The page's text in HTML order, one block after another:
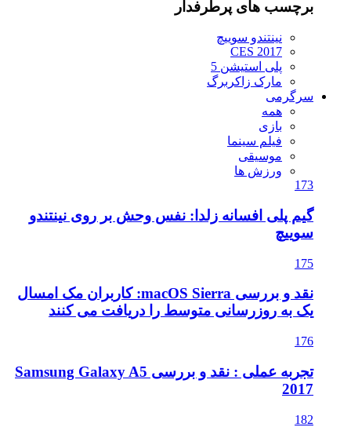
برچسب های پرطرفدار
نینتندو سوییچ
CES 2017
پلی استیشن 5
مارک زاکربرگ
سرگرمی
همه
بازی
فیلم سینما
موسیقی
ورزش ها
173
گیم پلی افسانه زلدا: نفس وحش بر روی نینتندو
سوییچ
175
نقد و بررسی macOS Sierra: کاربران مک امسال
یک به روزرسانی متوسط را دریافت می کنند
176
تجربه عملی : نقد و بررسی Samsung Galaxy A5
2017
182